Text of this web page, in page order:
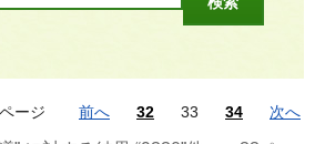
ージ 前へ 32 33 34 次へ